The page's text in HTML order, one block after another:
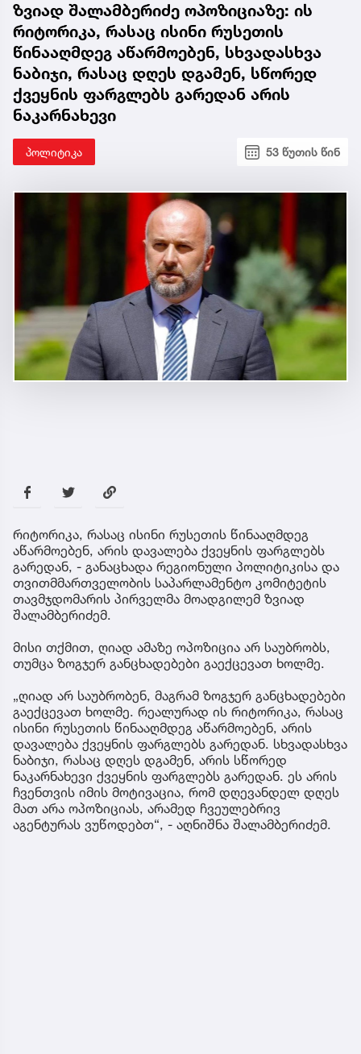
ზვიად შალამბერიძე ოპოზიციაზე: ის
რიტორიკა, რასაც ისინი რუსეთის
წინააღმდეგ აწარმოებენ, სხვადასხვა
ნაბიჯი, რასაც დღეს დგამენ, სწორედ
ქვეყნის ფარგლებს გარედან არის
ნაკარნახევი
პოლიტიკა 53 წუთის წინ
რიტორიკა, რასაც ისინი რუსეთის წინააღმდეგ
აწარმოებენ, არის დავალება ქვეყნის ფარგლებს
გარედან, - განაცხადა რეგიონული პოლიტიკისა და
თვითმმართველობის საპარლამენტო კომიტეტის
თავმჯდომარის პირველმა მოადგილემ ზვიად
შალამბერიძემ.
მისი თქმით, ღიად ამაზე ოპოზიცია არ საუბრობს,
თუმცა ზოგჯერ განცხადებები გაექცევათ ხოლმე.
„ღიად არ საუბრობენ, მაგრამ ზოგჯერ განცხადებები
გაექცევათ ხოლმე. რეალურად ის რიტორიკა, რასაც
ისინი რუსეთის წინააღმდეგ აწარმოებენ, არის
დავალება ქვეყნის ფარგლებს გარედან. სხვადასხვა
ნაბიჯი, რასაც დღეს დგამენ, არის სწორედ
ნაკარნახევი ქვეყნის ფარგლებს გარედან. ეს არის
ჩვენთვის იმის მოტივაცია, რომ დღევანდელ დღეს
მათ არა ოპოზიციას, არამედ ჩვეულებრივ
აგენტურას ვუწოდებთ“, - აღნიშნა შალამბერიძემ.